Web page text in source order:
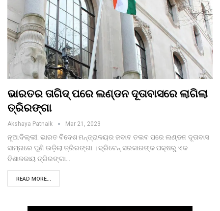
ଭାରତର ତାଗିଦ୍‌ ପରେ ଲଣ୍ଡନ ଦୂତାବାସରେ ଲାଗିଲା
ତ୍ରିରଙ୍ଗା
Akshaya Patnaik Mar 21, 2023
ନୂଆଦିଲ୍ଲୀ: ଭାରତ ବିଦେଶ ମନ୍ତ୍ରାଳୟର ଜବାବ ତଲବ ପରେ ଲଣ୍ଡନ ଦୂତାବାସ
ସାମ୍ନାରେ ପୁଣି ଉଡ଼ିଲା ତ୍ରିରଙ୍ଗା । ବ୍ରିଟେନ୍‌ ସରକାରଙ୍କ ପକ୍ଷରୁ ଏକ
ବିଶାଳକାୟ ତ୍ରିରଙ୍ଗା…
READ MORE...